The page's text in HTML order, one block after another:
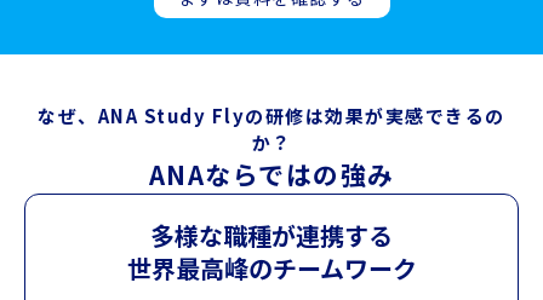
なぜ、ANA Study Flyの研修は効果が実感できるの
か？
ANAならではの強み
多様な職種が連携する
世界最高峰のチームワーク